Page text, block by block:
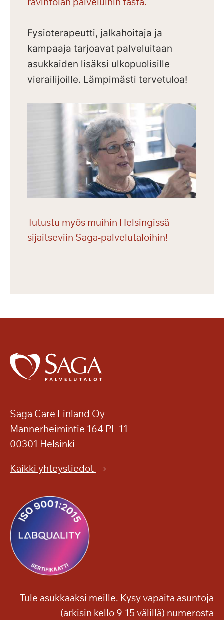
Fysioterapeutti, jalkahoitaja ja
kampaaja tarjoavat palveluitaan
asukkaiden lisäksi ulkopuolisille
vierailijoille. Lämpimästi tervetuloa!
Tutustu myös muihin Helsingissä
sijaitseviin Saga-palvelutaloihin!
Saga Care Finland Oy
Mannerheimintie 164 PL 11
00301 Helsinki
Kaikki yhteystiedot
Tule asukkaaksi meille. Kysy vapaita asuntoja
(arkisin kello 9-15 välillä) numerosta